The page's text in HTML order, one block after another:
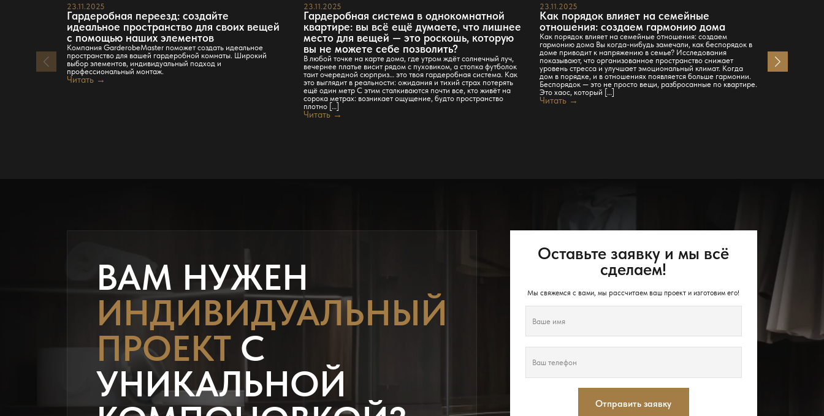
23.11.2025
Гардеробная переезд: создайте
идеальное пространство для своих вещей
с помощью наших элементов
Компания GarderobeMaster поможет создать идеальное
пространство для вашей гардеробной комнаты. Широкий
выбор элементов, индивидуальный подход и
профессиональный монтаж.
Читать →
23.11.2025
Гардеробная система в однокомнатной
квартире: вы всё ещё думаете, что лишнее
место для вещей — это роскошь, которую
вы не можете себе позволить?
В любой точке на карте дома, где утром ждёт солнечный луч,
вечернее платье висит рядом с пуховиком, а стопка футболок
таит очередной сюрприз… это твоя гардеробная система. Как
это выглядит в реальности: ожидания и тихий страх потерять
ещё один метр С этим сталкиваются почти все, кто живёт на
сорока метрах: возникает ощущение, будто пространство
плотно […]
Читать →
23.11.2025
Как порядок влияет на семейные
отношения: создаем гармонию дома
Как порядок влияет на семейные отношения: создаем
гармонию дома Вы когда-нибудь замечали, как беспорядок в
доме приводит к напряжению в семье? Исследования
показывают, что организованное пространство снижает
уровень стресса и улучшает эмоциональный климат. Когда
дом в порядке, и в отношениях появляется больше гармонии.
Беспорядок — это не просто вещи, разбросанные по квартире.
Это хаос, который […]
Читать →
Знаешь этот
кажется
а каждый
ВАМ НУЖЕН
ИНДИВИДУАЛЬНЫЙ
ПРОЕКТ С
УНИКАЛЬНОЙ
Оставьте заявку и мы всё
сделаем!
Мы свяжемся с вами, мы рассчитаем ваш проект и изготовим его!
Отправить заявку